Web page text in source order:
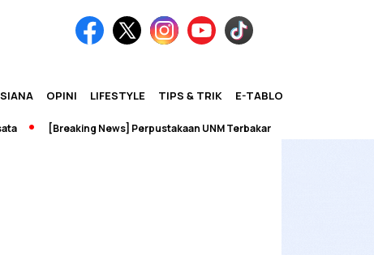
OPINI LIFESTYLE TIPS & TRIK E-TABLOID
[Breaking News] Perpustakaan UNM Terbakar